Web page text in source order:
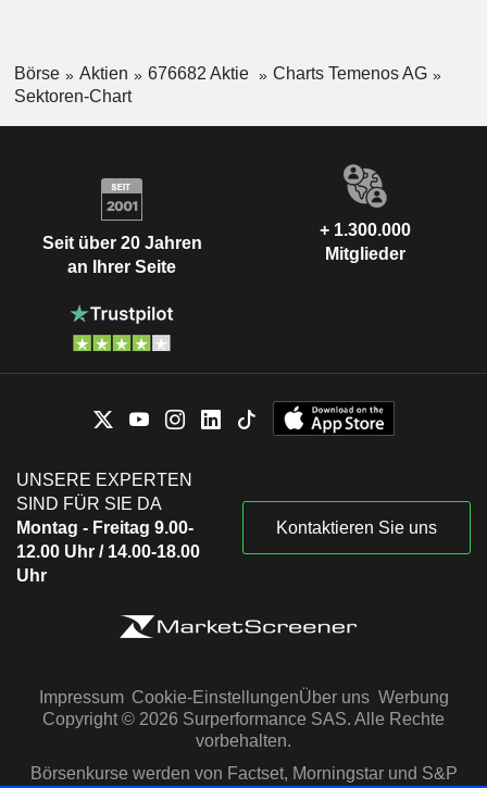
Börse Aktien 676682 Aktie
Charts Temenos AG
Sektoren-Chart
Seit über 20 Jahren
an Ihrer Seite
+ 1.300.000
Mitglieder
UNSERE EXPERTEN
SIND FÜR SIE DA
Montag - Freitag 9.00-
12.00 Uhr / 14.00-18.00
Uhr
Kontaktieren Sie uns
Impressum Cookie-EinstellungenÜber uns Werbung
Copyright © 2026 Surperformance SAS. Alle Rechte
vorbehalten.
Börsenkurse werden von Factset, Morningstar und S&P